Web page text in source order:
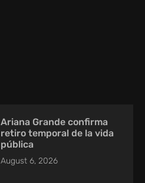
Ariana Grande confirma
retiro temporal de la vida
pública
August 6, 2026